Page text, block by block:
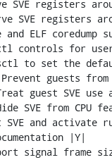
SVE registers
SVE registers
ELF coredump
controls for
to set the
Prevent
guest SVE
SVE from CPU
SVE and activate
|Y|
signal frame